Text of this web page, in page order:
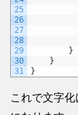
25
26
27
28
29
30
31
}
}
}
これで文字